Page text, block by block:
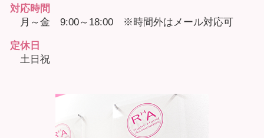
対応時間
月～金 9:00～18:00 ※時間外はメール対応可
定休日
土日祝